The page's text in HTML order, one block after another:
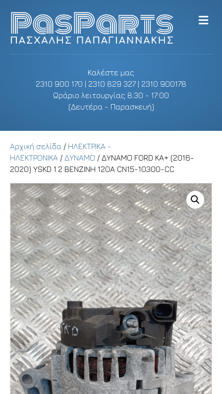
Καλέστε μας
2310 900 170 | 2310 829 327 | 2310 900178
Ωράριο λειτουργίας 8:30 - 17:00
(Δευτέρα - Παρασκευή)
M
e
Αρχική σελίδα / ΗΛΕΚΤΡΙΚΑ -
ΗΛΕΚΤΡΟΝΙΚΑ / ΔΥΝΑΜΟ / ΔΥΝΑΜΟ FORD KA+ (2016-
2020) YSKD 1.2 ΒΕΝΖΙΝΗ 120A CN15-10300-CC